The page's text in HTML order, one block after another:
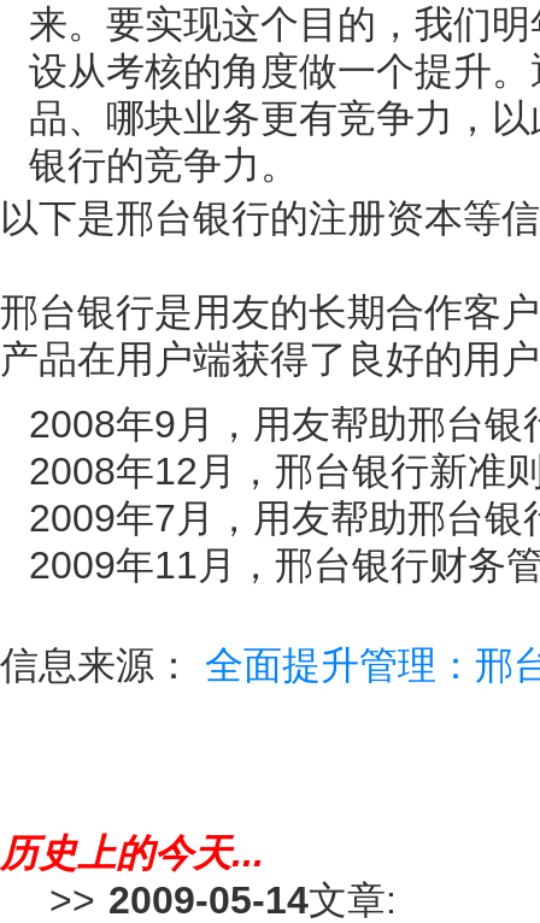
来。要实现这个目的，我们
设从考核的角度做一个提升
品、哪块业务更有竞争力，
银行的竞争力。
以下是邢台银行的注册资本等
邢台银行是用友的长期合作客
产品在用户端获得了良好的用
2008年9月，用友帮助邢台
2008年12月，邢台银行新准
2009年7月，用友帮助邢台
2009年11月，邢台银行财务
信息来源：全面提升管理：邢
历史上的今天...
>> 2009-05-14文章: